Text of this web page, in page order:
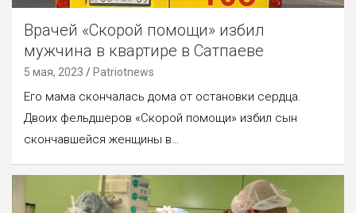
Врачей «Скорой помощи» избил
мужчина в квартире в Сатпаеве
5 мая, 2023 Patriotnews
Его мама скончалась дома от остановки сердца.
Двоих фельдшеров «Скорой помощи» избил сын
скончавшейся женщины в…